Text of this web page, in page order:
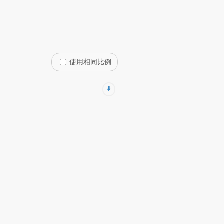
使用相同比例
⬇️